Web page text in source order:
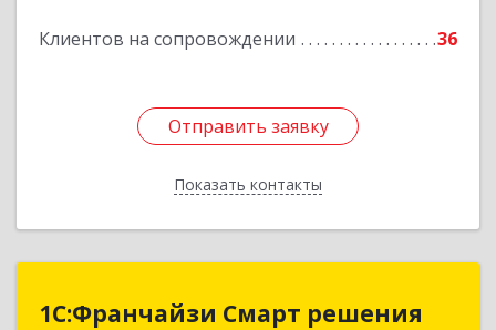
Клиентов на сопровождении 36
Отправить заявку
Показать контакты
Отправить заявку
Назад
1С:Франчайзи Смарт решения
1С:Франчайзи Смарт решения